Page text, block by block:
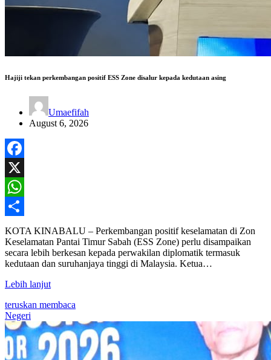
Hajiji tekan perkembangan positif ESS Zone disalur kepada kedutaan asing
Umaefifah
August 6, 2026
Facebook
X
WhatsApp
Share
KOTA KINABALU – Perkembangan positif keselamatan di Zon
Keselamatan Pantai Timur Sabah (ESS Zone) perlu disampaikan
secara lebih berkesan kepada perwakilan diplomatik termasuk
kedutaan dan suruhanjaya tinggi di Malaysia. Ketua…
Lebih lanjut
teruskan membaca
Negeri